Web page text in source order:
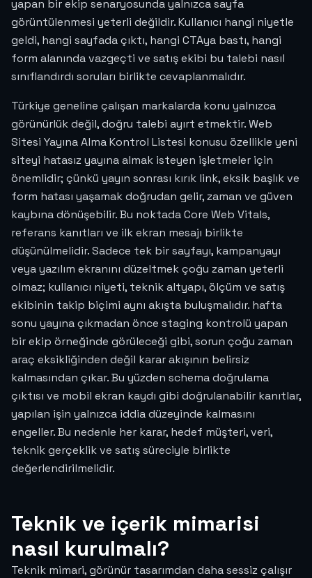
yapan bir ekip senaryosunda yalnızca sayfa
görüntülenmesi yeterli değildir. Kullanıcı hangi niyetle
geldi, hangi sayfada çıktı, hangi CTAya bastı, hangi
form alanında vazgeçti ve satış ekibi bu talebi nasıl
sınıflandırdı soruları birlikte cevaplanmalıdır.
Türkiye geneline çalışan markalarda konu yalnızca
görünürlük değil, doğru talebi ayırt etmektir. Web
Sitesi Yayına Alma Kontrol Listesi konusu özellikle yeni
siteyi hatasız yayına almak isteyen işletmeler için
önemlidir; çünkü yayın sonrası kırık link, eksik başlık ve
form hatası yaşamak doğrudan gelir, zaman ve güven
kaybına dönüşebilir. Bu noktada Core Web Vitals,
referans kanıtları ve ilk ekran mesajı birlikte
düşünülmelidir. Sadece tek bir sayfayı, kampanyayı
veya yazılım ekranını düzeltmek çoğu zaman yeterli
olmaz; kullanıcı niyeti, teknik altyapı, ölçüm ve satış
ekibinin takip biçimi aynı akışta buluşmalıdır. hafta
sonu yayına çıkmadan önce staging kontrolü yapan
bir ekip örneğinde görüleceği gibi, sorun çoğu zaman
araç eksikliğinden değil karar akışının belirsiz
kalmasından çıkar. Bu yüzden schema doğrulama
çıktısı ve mobil ekran kaydı gibi doğrulanabilir kanıtlar,
yapılan işin yalnızca iddia düzeyinde kalmasını
engeller. Bu nedenle her karar, hedef müşteri, veri,
teknik gerçeklik ve satış süreciyle birlikte
değerlendirilmelidir.
Teknik ve içerik mimarisi
nasıl kurulmalı?
Teknik mimari, görünür tasarımdan daha sessiz çalışır